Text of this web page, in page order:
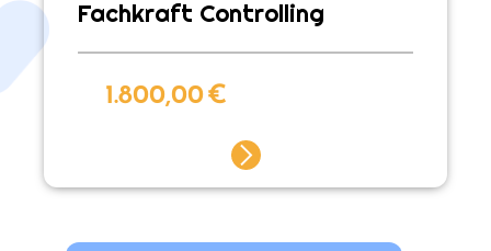
Fachkraft Controlling
1.800,00€